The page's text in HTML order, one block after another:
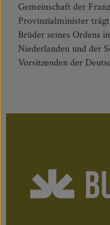
Gemeinschaft der
Provinzialminister
Brüder seines Ordens
Niederlanden und der
Vorsitzenden der